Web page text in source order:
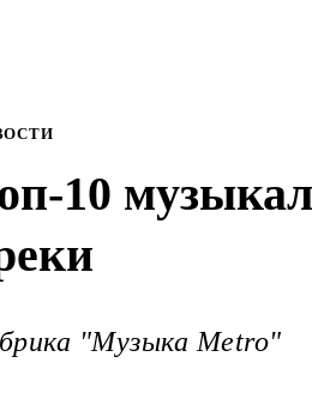
10
"Музыка Metro"